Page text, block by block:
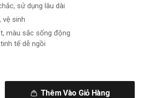
sử dụng lâu dài
vệ sinh
màu sắc sống động
tế dễ ngồi
Thêm Vào Giỏ Hàng